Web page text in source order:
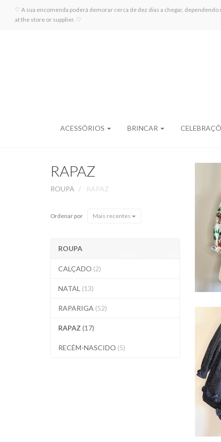
♡ A sua encomenda poderá demorar cerca de dez dias a chegar,
at the store or supplier. ♡
ACESSÓRIOS BRINCAR
RAPAZ
ROUPA RAPAZ
Ordenar por Mais recentes
ROUPA
CALÇADO (2)
NATAL (13)
RAPARIGA (52)
RAPAZ (17)
RECÉM-NASCIDO (5)